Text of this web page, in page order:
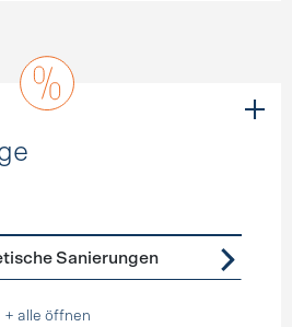
Steuerabzüge
Sanierungen
+ alle öffnen